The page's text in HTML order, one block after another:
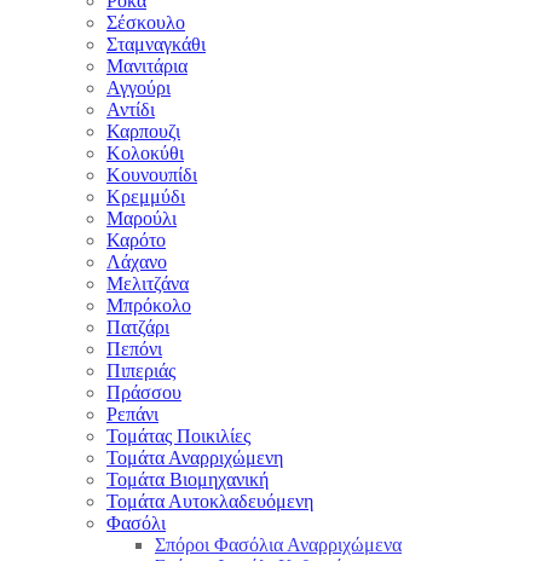
Σέσκουλο
Σταμναγκάθι
Μανιτάρια
Αγγούρι
Αντίδι
Καρπουζι
Κολοκύθι
Κουνουπίδι
Κρεμμύδι
Μαρούλι
Καρότο
Λάχανο
Μελιτζάνα
Μπρόκολο
Πατζάρι
Πεπόνι
Πιπεριάς
Πράσσου
Ρεπάνι
Τομάτας Ποικιλίες
Τομάτα Αναρριχώμενη
Τομάτα Βιομηχανική
Τομάτα Αυτοκλαδευόμενη
Φασόλι
Σπόροι Φασόλια Αναρριχώμενα